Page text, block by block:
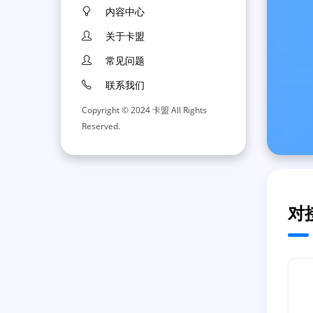
内容中心
关于卡盟
常见问题
联系我们
Copyright © 2024 卡盟 All Rights
Reserved.
对